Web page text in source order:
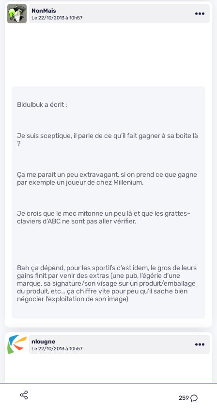
259
NonMais
Le 22/10/2013 à 10h57
Bidulbuk a écrit :
Je suis sceptique, il parle de ce qu’il fait gagner à sa boite là
?
Ça me parait un peu extravagant, si on prend ce que gagne
par exemple un joueur de chez Millenium.
Je crois que le mec mitonne un peu là et que les grattes-
claviers d’ABC ne sont pas aller vérifier.
Bah ça dépend, pour les sportifs c’est idem, le gros de leurs
gains finit par venir des extras (une pub, l’égérie d’une
marque, sa signature/son visage sur un produit/emballage
du produit, etc… ça chiffre vite pour peu qu’il sache bien
négocier l’exploitation de son image)
nlougne
Le 22/10/2013 à 10h57